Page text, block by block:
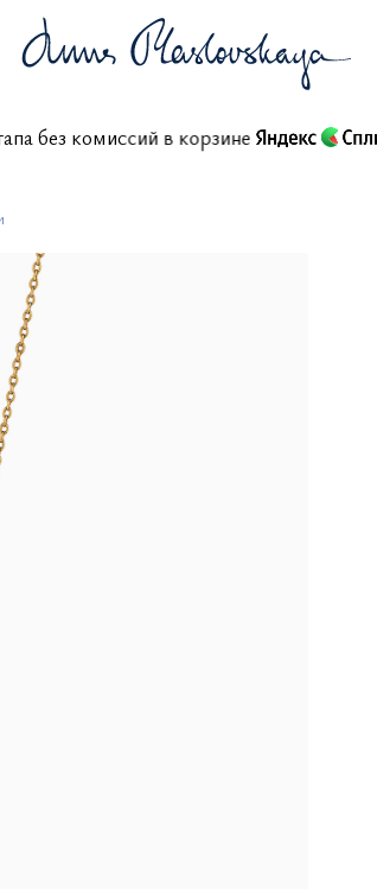
этапа без комиссий в корзине